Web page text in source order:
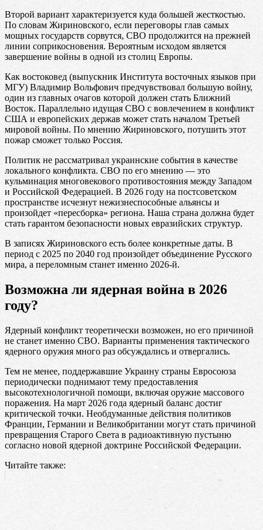
Второй вариант характеризуется куда большей жесткостью.
По словам Жириновского, если переговоры глав самых
мощных государств сорвутся, СВО продолжится на прежней
линии соприкосновения. Вероятным исходом является
завершение войны в одной из столиц Европы.
Как востоковед (выпускник Института восточных языков при
МГУ) Владимир Вольфович предчувствовал большую войну,
один из главных очагов которой должен стать Ближний
Восток. Параллельно идущая СВО с вовлечением в конфликт
США и европейских держав может стать началом Третьей
мировой войны. По мнению Жириновского, потушить этот
пожар сможет только Россия.
Политик не рассматривал украинские события в качестве
локального конфликта. СВО по его мнению — это
кульминация многовекового противостояния между Западом
и Российской Федерацией. В 2026 году на постсоветском
пространстве исчезнут нежизнеспособные альянсы и
произойдет «пересборка» региона. Наша страна должна будет
стать гарантом безопасности новых евразийских структур.
В записях Жириновского есть более конкретные даты. В
период с 2025 по 2040 год произойдет объединение Русского
мира, а переломным станет именно 2026-й.
Возможна ли ядерная война в 2026
году?
Ядерный конфликт теоретически возможен, но его причиной
не станет именно СВО. Варианты применения тактического
ядерного оружия много раз обсуждались и отвергались.
Тем не менее, поддержавшие Украину страны Евросоюза
периодически поднимают тему предоставления
высокотехнологичной помощи, включая оружие массового
поражения. На март 2026 года ядерный баланс достиг
критической точки. Необдуманные действия политиков
Франции, Германии и Великобритании могут стать причиной
превращения Старого Света в радиоактивную пустыню
согласно новой ядерной доктрине Российской Федерации.
Читайте также: